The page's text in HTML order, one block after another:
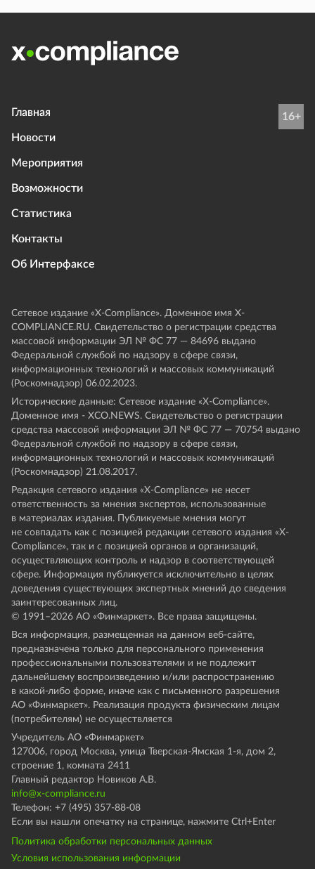
Главная
Новости
Мероприятия
Возможности
Статистика
Контакты
Об Интерфаксе
16+
Сетевое издание «Х-Compliance». Доменное имя X-
COMPLIANCE.RU. Свидетельство о регистрации средства
массовой информации ЭЛ № ФС 77 — 84696 выдано
Федеральной службой по надзору в сфере связи,
информационных технологий и массовых коммуникаций
(Роскомнадзор) 06.02.2023.
Исторические данные: Сетевое издание «Х-Compliance».
Доменное имя - XCO.NEWS. Свидетельство о регистрации
средства массовой информации ЭЛ № ФС 77 — 70754 выдано
Федеральной службой по надзору в сфере связи,
информационных технологий и массовых коммуникаций
(Роскомнадзор) 21.08.2017.
Редакция сетевого издания «X-Compliance» не несет
ответственность за мнения экспертов, использованные
в материалах издания. Публикуемые мнения могут
не совпадать как с позицией редакции сетевого издания «X-
Compliance», так и с позицией органов и организаций,
осуществляющих контроль и надзор в соответствующей
сфере. Информация публикуется исключительно в целях
доведения существующих экспертных мнений до сведения
заинтересованных лиц.
© 1991–2026 АО «Финмаркет». Все права защищены.
Вся информация, размещенная на данном веб-сайте,
предназначена только для персонального применения
профессиональными пользователями и не подлежит
дальнейшему воспроизведению и/или распространению
в какой-либо форме, иначе как с письменного разрешения
АО «Финмаркет». Реализация продукта физическим лицам
(потребителям) не осуществляется
Учредитель АО «Финмаркет»
127006, город Москва, улица Тверская-Ямская 1-я, дом 2,
строение 1, комната 2411
Главный редактор Новиков А.В.
info@x-compliance.ru
Телефон: +7 (495) 357-88-08
Если вы нашли опечатку на странице, нажмите Ctrl+Enter
Политика обработки персональных данных
Условия использования информации